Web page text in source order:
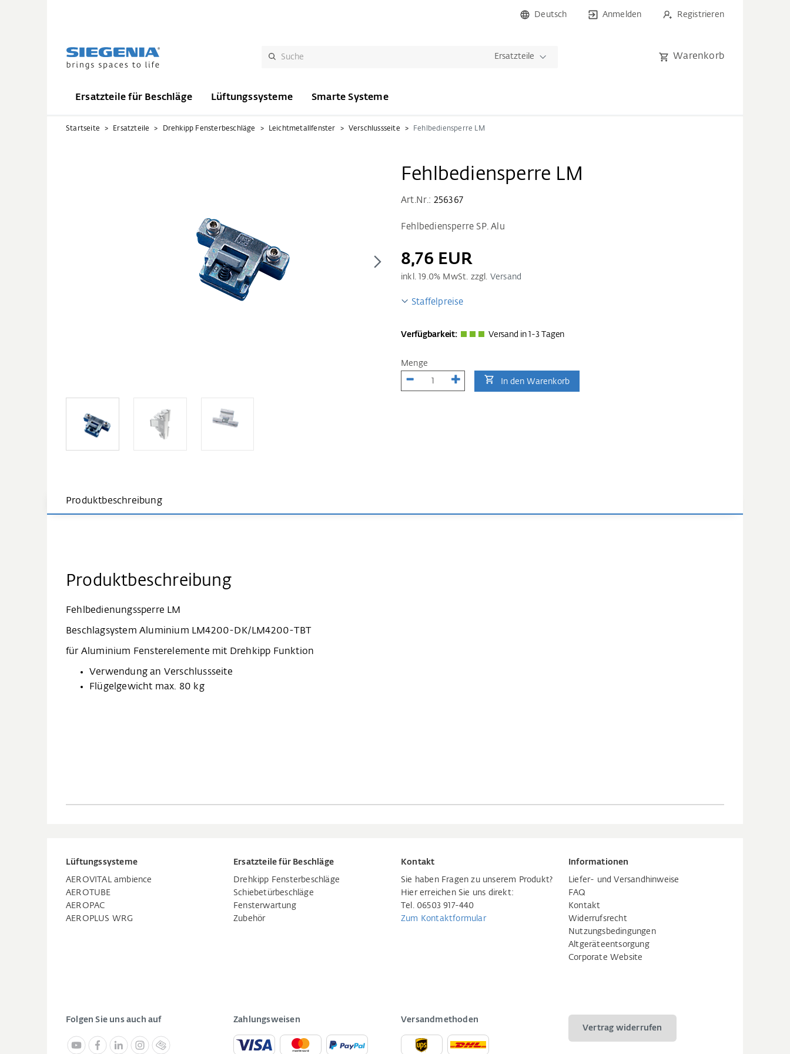
Deutsch Anmelden Registrieren
Ersatzteile Warenkorb
Ersatzteile für Beschläge Lüftungssysteme Smarte Systeme
Startseite Ersatzteile Drehkipp Fensterbeschläge Leichtmetallfenster Verschlussseite Fehlbediensperre LM
Fehlbediensperre LM
Art.Nr.: 256367
Fehlbediensperre SP. Alu
8,76 EUR
inkl. 19.0% MwSt. zzgl. Versand
Staffelpreise
Verfügbarkeit: Versand in 1-3 Tagen
Menge
In den Warenkorb
Produktbeschreibung
Produktbeschreibung
Fehlbedienungssperre LM
Beschlagsystem Aluminium LM4200-DK/LM4200-TBT
für Aluminium Fensterelemente mit Drehkipp Funktion
Verwendung an Verschlussseite
Flügelgewicht max. 80 kg
Lüftungssysteme
AEROVITAL ambience
AEROTUBE
AEROPAC
AEROPLUS WRG
Ersatzteile für Beschläge
Drehkipp Fensterbeschläge
Schiebetürbeschläge
Fensterwartung
Zubehör
Kontakt
Sie haben Fragen zu unserem Produkt?
Hier erreichen Sie uns direkt:
Tel. 06503 917-440
Zum Kontaktformular
Informationen
Liefer- und Versandhinweise
FAQ
Kontakt
Widerrufsrecht
Nutzungsbedingungen
Altgeräteentsorgung
Corporate Website
Folgen Sie uns auch auf Zahlungsweisen
Versandmethoden
Vertrag widerrufen